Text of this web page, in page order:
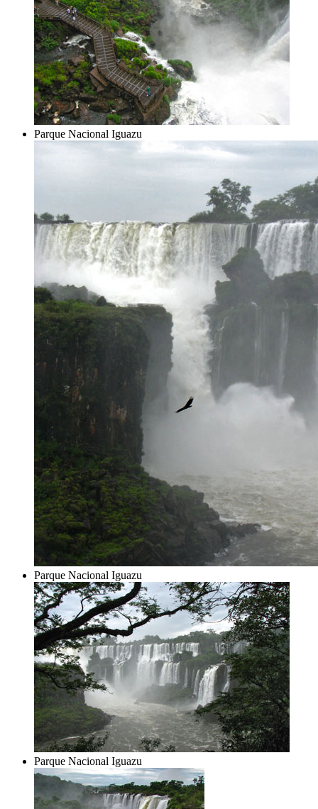
Parque Nacional Iguazu
Parque Nacional Iguazu
Parque Nacional Iguazu